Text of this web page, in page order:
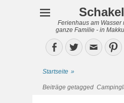
Ferienhaus am Wasser
ganze Familie - in
Facebook
TwitterEmail
Startseite »
Beiträge getagged